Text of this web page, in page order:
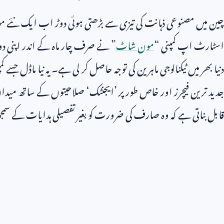
چین میں مصنوعی ذہانت کی تیزی سے بڑھتی ہوئی دوڑ اب ایک نئے
اسٹارٹ اپ کمپنی “مون شاٹ” نے صرف چار ماہ کے اندر
دنیا بھر میں ٹیکنالوجی ماہرین کی توجہ حاصل کر لی ہے۔ یہ نیا ماڈل
جدید ترین فیچرز اور خاص طور پر ’ایجنٹک‘ صلاحیتوں کے ساتھ
قابل بناتی ہے کہ وہ صارف کی ضرورت کو بغیر تفصیلی ہدایات کے